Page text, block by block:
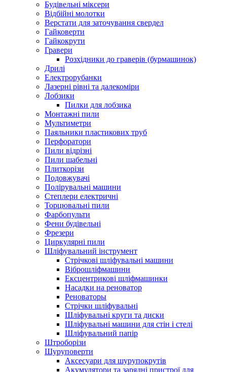
Будівельні міксери
Відбійні молотки
Верстати для заточування свердел
Гайковерти
Гайкокрути
Гравери
Розхідники до граверів (бурмашинок)
Дрилі
Електрорубанки
Лазерні рівні та далекоміри
Лобзики
Пилки для лобзика
Монтажні пили
Мультиметри
Паяльники пластикових труб
Перфоратори
Пили відрізні
Пили шабельні
Плиткорізи
Подовжувачі
Полірувальні машини
Степлери електричні
Торцювальні пили
Фарбопульти
Фени будівельні
Фрезери
Циркулярні пили
Шліфувальний інструмент
Cтрічкові шліфувальні машини
Віброшліфмашини
Ексцентрикові шліфмашинки
Насадки на реноватор
Реноваторы
Стрічки шліфувальні
Шліфувальні круги та диски
Шліфувальні машини для стін і стелі
Шліфувальний папір
Штроборізи
Шуруповерти
Аксесуари для шурупокрутів
Акумулятори та зарядні пристрої для